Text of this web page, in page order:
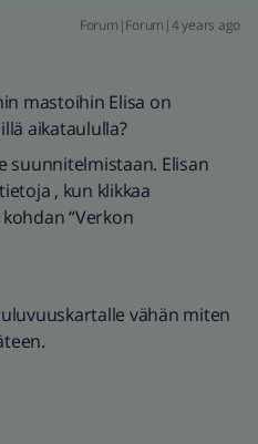
Forum|Forum|4 years ago
mastoihin Elisa on
aikataululla?
suunnitelmistaan. Elisan
, kun klikkaa
“Verkon
vähän miten